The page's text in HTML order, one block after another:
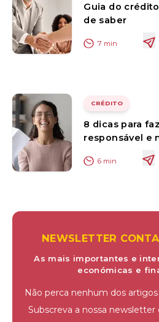
Guia do
de saber
7 min
CRÉDITO
8 dicas para
responsável e
6 min
NEWSLETTER
As mais importantes e
económicas e
Não perca nenhum dos
Subscreva a nossa newsletter